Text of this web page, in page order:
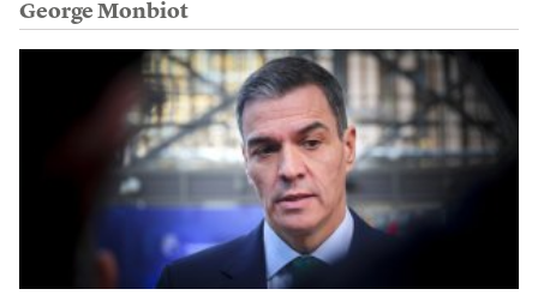
George Monbiot